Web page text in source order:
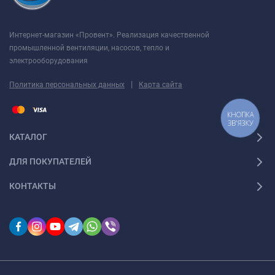
Интернет-магазин «Провент». Реализация качественной
промышленной вентиляции, насосов, тепло и
электрооборудования
Политика персональных данных | Карта сайта
КАТАЛОГ
ДЛЯ ПОКУПАТЕЛЕЙ
КОНТАКТЫ
КНОПКА
ЗВ'ЯЗКУ